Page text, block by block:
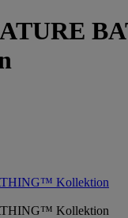
Kollektion
Kollektion